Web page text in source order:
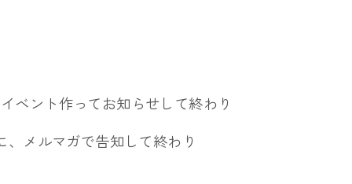
ベント作ってお知らせして終わり
メルマガで告知して終わり